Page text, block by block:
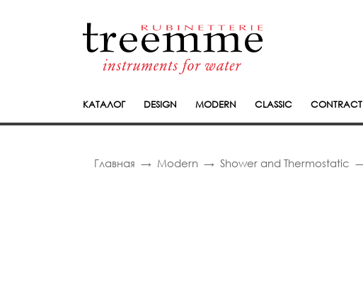
КАТАЛОГ DESIGN MODERN CLASSIC CONTRACT
Главная Modern Shower and Thermostatic